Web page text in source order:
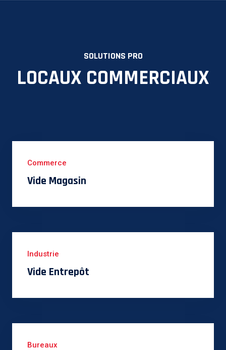
SOLUTIONS PRO
LOCAUX COMMERCIAUX
Commerce
Vide Magasin
Industrie
Vide Entrepôt
Bureaux